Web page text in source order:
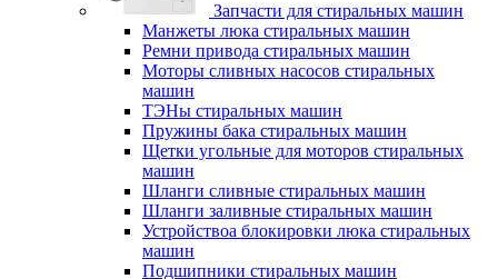
Запчасти для стиральных машин
Манжеты люка стиральных машин
Ремни привода стиральных машин
Моторы сливных насосов стиральных
машин
ТЭНы стиральных машин
Пружины бака стиральных машин
Щетки угольные для моторов стиральных
машин
Шланги сливные стиральных машин
Шланги заливные стиральных машин
Устройствоа блокировки люка стиральных
машин
Подшипники стиральных машин